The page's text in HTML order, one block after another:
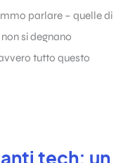
parlare – quelle di
si degnano
tutto questo
tech: un